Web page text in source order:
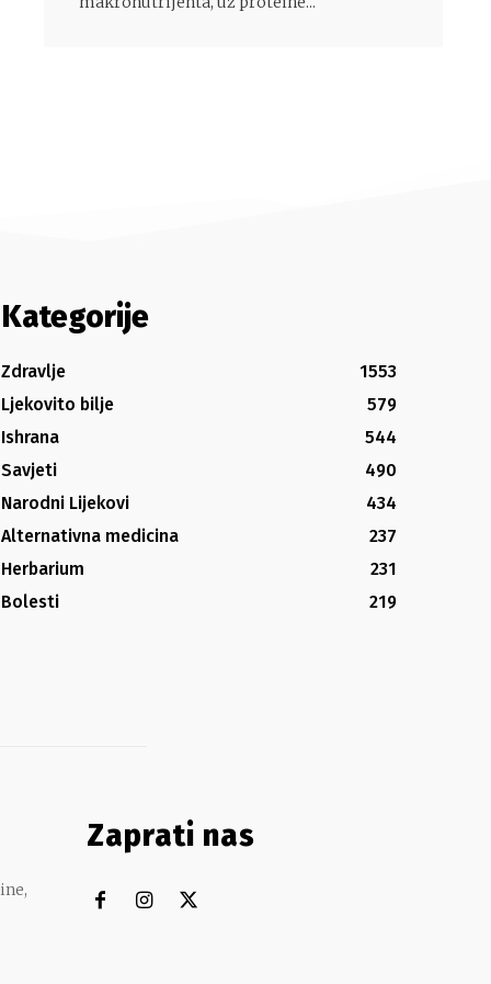
Kategorije
Zdravlje
1553
Ljekovito bilje
579
Ishrana
544
Savjeti
490
Narodni Lijekovi
434
Alternativna medicina
237
Herbarium
231
Bolesti
219
Zaprati nas